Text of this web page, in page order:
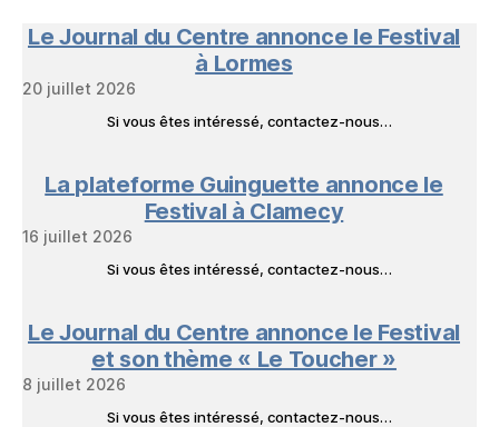
Livres
Le Journal du Centre annonce le Festival
à Lormes
20 juillet 2026
Si vous êtes intéressé, contactez-nous…
La plateforme Guinguette annonce le
Festival à Clamecy
16 juillet 2026
Si vous êtes intéressé, contactez-nous…
Le Journal du Centre annonce le Festival
et son thème « Le Toucher »
8 juillet 2026
Si vous êtes intéressé, contactez-nous…